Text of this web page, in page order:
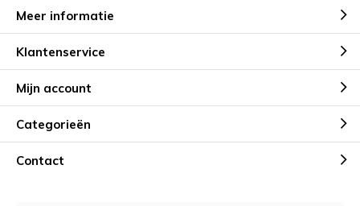
Meer informatie
Klantenservice
Mijn account
Categorieën
Contact
Product Naam*
Product Naam*
Opmerkingen